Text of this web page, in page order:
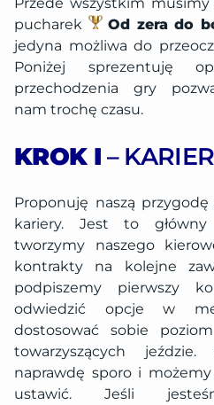
pucharek
Od zera do
jedyna możliwa do
Poniżej sprezentuję
przechodzenia gry
nam trochę czasu.
KROK I –
Proponuję naszą przygodę
kariery. Jest to
tworzymy naszego
kontrakty na kolejne
podpiszemy pierwszy
odwiedzić opcje w
dostosować sobie
towarzyszących
naprawdę sporo i
ustawić. Jeśli